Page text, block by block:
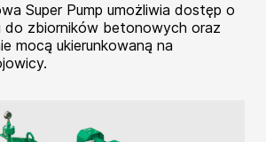
Super Pump umożliwia dostęp o
do zbiorników betonowych oraz
mocą ukierunkowaną na